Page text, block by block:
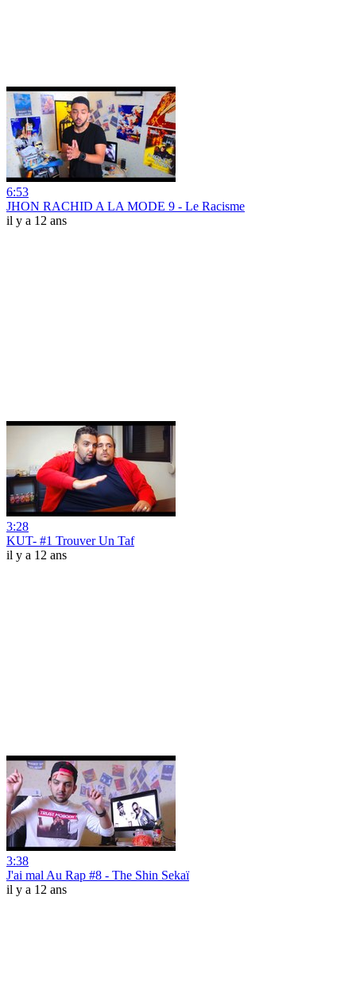
6:53
JHON RACHID A LA MODE 9 - Le Racisme
il y a 12 ans
3:28
KUT- #1 Trouver Un Taf
il y a 12 ans
3:38
J'ai mal Au Rap #8 - The Shin Sekaï
il y a 12 ans